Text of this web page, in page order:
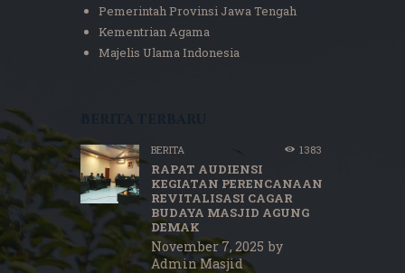
Pemerintah Provinsi Jawa Tengah
Kementrian Agama
Majelis Ulama Indonesia
BERITA 1383
RAPAT AUDIENSI
KEGIATAN PERENCANAAN
REVITALISASI CAGAR
BUDAYA MASJID AGUNG
DEMAK
November 7, 2025 by
Admin Masjid